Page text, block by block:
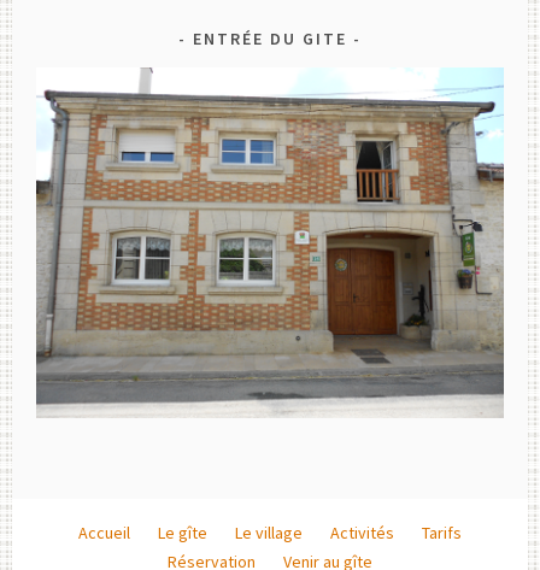
ENTRÉE DU GITE
Accueil Le gîte Le village Activités
Tarifs
Réservation
Venir au gîte